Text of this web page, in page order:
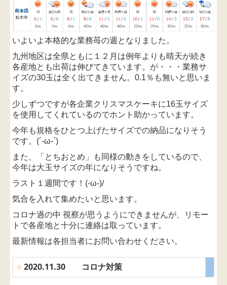
いよいよ本格的な業務苺の週となりました。
九州地区は全県ともに１２月は例年よりも晴天が続き
各産地とも出荷は伸びてきています。 が・・・業務サ
イズの30玉は全く出てきません。0.1％も無いと思いま
す。
少しずつですが各企業クリスマスケーキに16玉サイズ
を使用してくれているのでホント助かっています。
今年も規格をひとつ上げたサイズでの納品になりそう
です。(´-ω-`)
また、「とちおとめ」も同様の動きをしているので、
今年は大玉サイズの年になりそうですね。
ラ スト１週間です！ (-ω-)/
気合を入れて集めたいと思います。
コロナ過の中 視察が思うようにできませんが、リモー
トで各産地と十分に連絡は取っています。
最新情報は各担当者にお問い合わせください。
■ 2020.11.30 コロナ対策